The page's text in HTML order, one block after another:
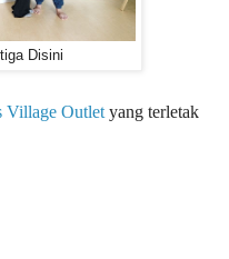
Disini
Village Outlet yang terletak